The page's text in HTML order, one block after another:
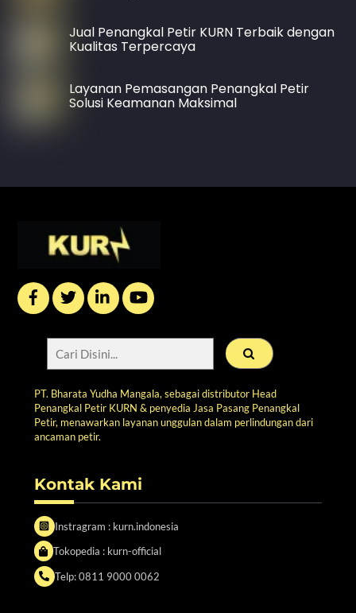
Jual Penangkal Petir KURN Terbaik dengan
Kualitas Terpercaya
Layanan Pemasangan Penangkal Petir
Solusi Keamanan Maksimal
PT. Bharata Yudha Mangala, sebagai distributor Head
Penangkal Petir KURN & penyedia Jasa Pasang Penangkal
Petir, menawarkan layanan unggulan dalam perlindungan dari
ancaman petir.
Kontak Kami
Instragram : kurn.indonesia
Tokopedia : kurn-official
Telp: 0811 9000 0062